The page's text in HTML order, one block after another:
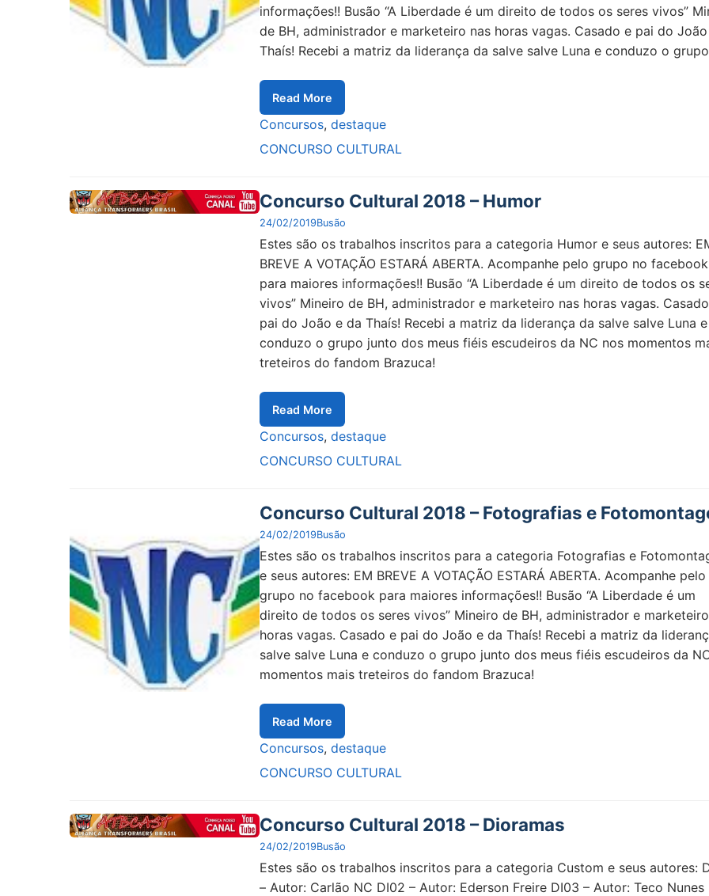
informações!! Busão “A Liberdade é um direito de todos os seres vivos”
de BH, administrador e marketeiro nas horas vagas. Casado e pai do
Thaís! Recebi a matriz da liderança da salve salve Luna e conduzo o
Read More
Concursos, destaque
CONCURSO CULTURAL
Concurso Cultural 2018 – Humor
24/02/2019Busão
Estes são os trabalhos inscritos para a categoria Humor e seus autores:
BREVE A VOTAÇÃO ESTARÁ ABERTA. Acompanhe pelo grupo no facebook
para maiores informações!! Busão “A Liberdade é um direito de todos os
vivos” Mineiro de BH, administrador e marketeiro nas horas vagas.
pai do João e da Thaís! Recebi a matriz da liderança da salve salve Luna e
conduzo o grupo junto dos meus fiéis escudeiros da NC nos momentos
treteiros do fandom Brazuca!
Read More
Concursos, destaque
CONCURSO CULTURAL
Concurso Cultural 2018 – Fotografias e
24/02/2019Busão
Estes são os trabalhos inscritos para a categoria Fotografias e
e seus autores: EM BREVE A VOTAÇÃO ESTARÁ ABERTA. Acompanhe pelo
grupo no facebook para maiores informações!! Busão “A Liberdade é um
direito de todos os seres vivos” Mineiro de BH, administrador e
horas vagas. Casado e pai do João e da Thaís! Recebi a matriz da
salve salve Luna e conduzo o grupo junto dos meus fiéis escudeiros da
momentos mais treteiros do fandom Brazuca!
Read More
Concursos, destaque
CONCURSO CULTURAL
Concurso Cultural 2018 – Dioramas
24/02/2019Busão
Estes são os trabalhos inscritos para a categoria Custom e seus autores:
– Autor: Carlão NC DI02 – Autor: Ederson Freire DI03 – Autor: Teco Nunes